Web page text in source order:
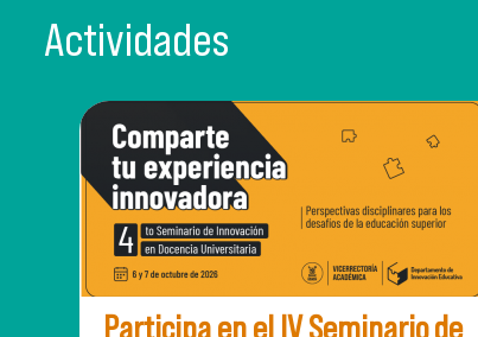
Actividades
Participa en el IV Seminario de